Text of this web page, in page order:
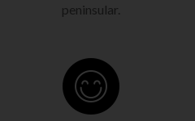
peninsular.